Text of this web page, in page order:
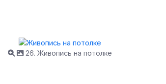
26. Живопись на потолке